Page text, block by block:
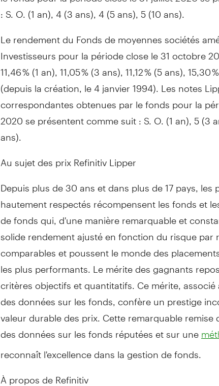
: S. O. (1 an), 4 (3 ans), 4 (5 ans), 5 (10 ans).
Le rendement du Fonds de moyennes sociétés
Investisseurs pour la période close le 31 octobre
11,46 % (1 an), 11,05 % (3 ans), 11,12 % (5 ans), 15,30
(depuis la création, le 4 janvier 1994). Les notes
correspondantes obtenues par le fonds pour la
2020 se présentent comme suit : S. O. (1 an), 5 (3
ans).
Au sujet des prix Refinitiv Lipper
Depuis plus de 30 ans et dans plus de 17 pays, les
hautement respectés récompensent les fonds et
de fonds qui, d'une manière remarquable et
solide rendement ajusté en fonction du risque
comparables et poussent le monde des
les plus performants. Le mérite des gagnants
critères objectifs et quantitatifs. Ce mérite,
des données sur les fonds, confère un prestige
valeur durable des prix. Cette remarquable
des données sur les fonds réputées et sur une
reconnaît l'excellence dans la gestion de fonds.
À propos de Refinitiv